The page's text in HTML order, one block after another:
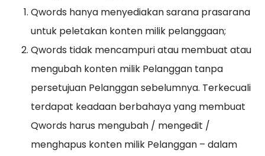
Qwords hanya menyediakan sarana prasarana
untuk peletakan konten milik pelanggaan;
Qwords tidak mencampuri atau membuat atau
mengubah konten milik Pelanggan tanpa
persetujuan Pelanggan sebelumnya. Terkecuali
terdapat keadaan berbahaya yang membuat
Qwords harus mengubah / mengedit /
menghapus konten milik Pelanggan – dalam